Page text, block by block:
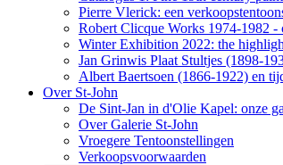
Pierre Vlerick: een
Robert Clicque Works 1974-1982 -
Winter Exhibition 2022: the
Jan Grinwis Plaat Stultjes (1898-
Albert Baertsoen (1866-1922) en
Over St-John
De Sint-Jan in d'Olie Kapel: onze
Over Galerie St-John
Vroegere Tentoonstellingen
Verkoopsvoorwaarden